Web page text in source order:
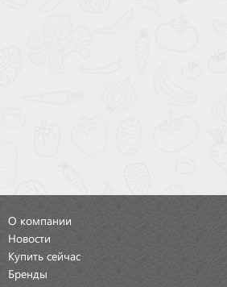
О компании
Новости
Купить сейчас
Бренды